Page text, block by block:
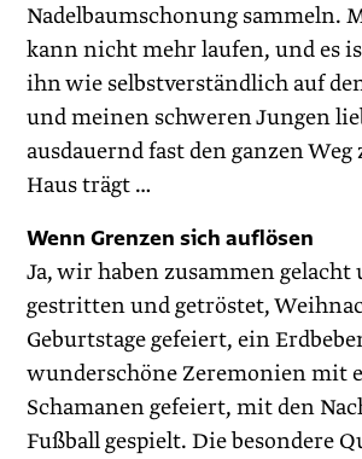
Nadelbaumschonung sammeln.
kann nicht mehr laufen, und es
ihn wie selbstverständlich auf
und meinen schweren Jungen
ausdauernd fast den ganzen
Haus trägt …
Wenn Grenzen sich auflösen
Ja, wir haben zusammen
gestritten und getröstet,
Geburtstage gefeiert, ein
wunderschöne Zeremonien mit
Schamanen gefeiert, mit den
Fußball gespielt. Die besondere